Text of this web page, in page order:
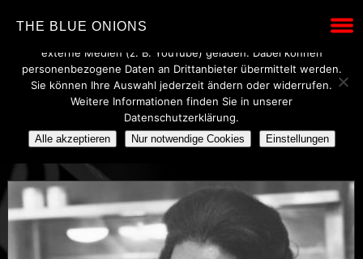
THE BLUE ONIONS
POSTS TAGGED UNDER
CHICKEN
Wir verwenden technisch notwendige Cookies, um den Betrieb
dieser Website sicherzustellen. Mit Ihrer Einwilligung werden
externe Medien (z. B. YouTube) geladen. Dabei können
personenbezogene Daten an Drittanbieter übermittelt werden.
Sie können Ihre Auswahl jederzeit ändern oder widerrufen.
Weitere Informationen finden Sie in unserer
Datenschutzerklärung.
Alle akzeptieren Nur notwendige Cookies Einstellungen